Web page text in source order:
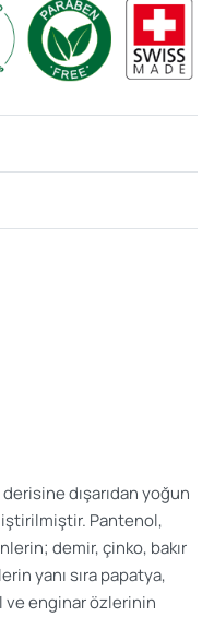
dışarıdan yoğun
Pantenol,
demir, çinko, bakır
yanı sıra papatya,
ve enginar özlerinin